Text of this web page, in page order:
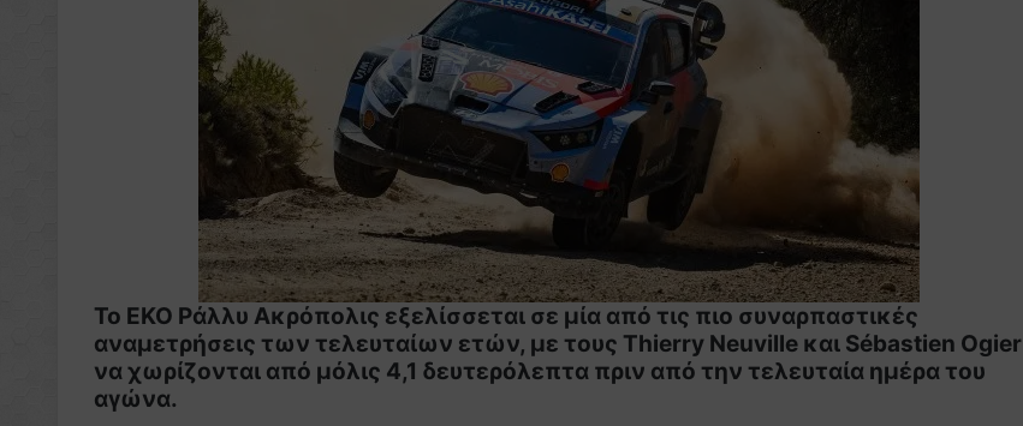
Το ΕΚΟ Ράλλυ Ακρόπολις εξελίσσεται σε μία από τις πιο συναρπαστικές
αναμετρήσεις των τελευταίων ετών, με τους Thierry Neuville και Sébastien Ogier
να χωρίζονται από μόλις 4,1 δευτερόλεπτα πριν από την τελευταία ημέρα του
αγώνα.